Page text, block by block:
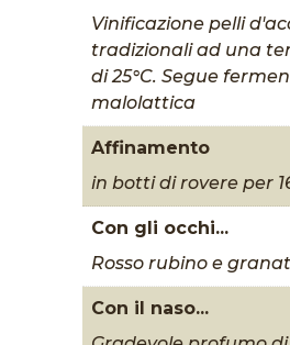
Vinificazione pelli
tradizionali ad una
di 25°C. Segue
malolattica
Affinamento
in botti di rovere per
Con gli occhi...
Rosso rubino e
Con il naso...